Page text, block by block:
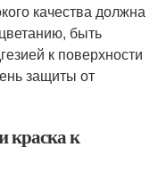
качества должна
быть
к поверхности
защиты от
краска к